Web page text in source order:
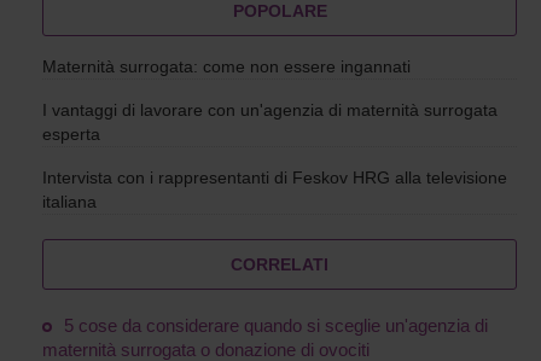
POPOLARE
Maternità surrogata: come non essere ingannati
I vantaggi di lavorare con un'agenzia di maternità surrogata
esperta
Intervista con i rappresentanti di Feskov HRG alla televisione
italiana
CORRELATI
5 cose da considerare quando si sceglie un'agenzia di
maternità surrogata o donazione di ovociti